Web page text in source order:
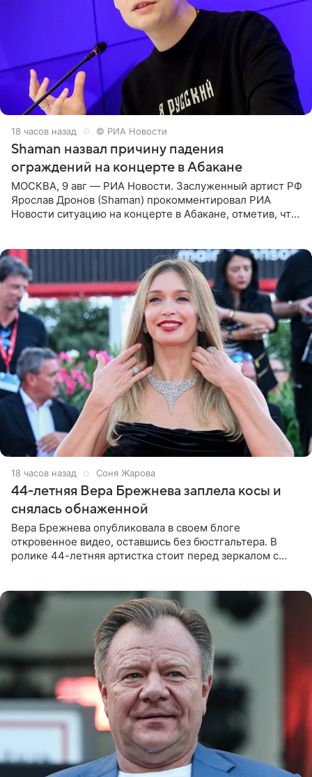
18 часов назад © РИА Новости
Shaman назвал причину падения
ограждений на концерте в Абакане
МОСКВА, 9 авг — РИА Новости. Заслуженный артист РФ
Ярослав Дронов (Shaman) прокомментировал РИА
Новости ситуацию на концерте в Абакане, отметив, что
18 часов назад Соня Жарова
44-летняя Вера Брежнева заплела косы и
снялась обнаженной
Вера Брежнева опубликовала в своем блоге
откровенное видео, оставшись без бюстгальтера. В
ролике 44-летняя артистка стоит перед зеркалом с